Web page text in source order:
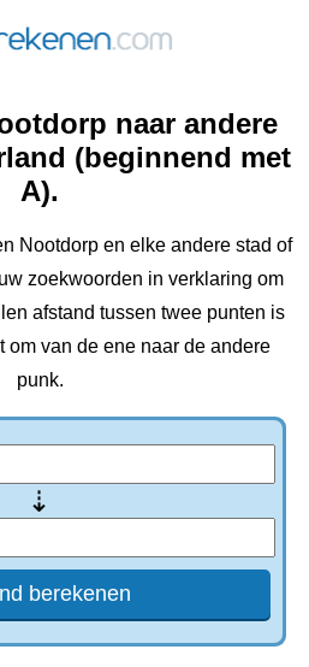
naar andere
(beginnend met
A).
Nootdorp en elke andere stad of
zoekwoorden in verklaring om
afstand tussen twee punten is
om van de ene naar de andere
punk.
⇢